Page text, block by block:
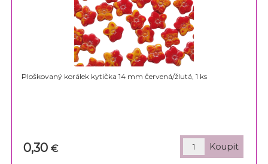
Ploškovaný korálek kytička 14 mm červená/žlutá, 1 ks
0,30€